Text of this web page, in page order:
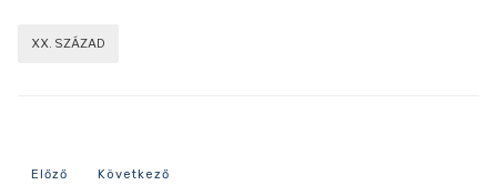
XX. SZÁZAD
Előző cikk: 1955-ös év eseményei
Előző Következő cikk: 1965-ös év eseményei
Következő